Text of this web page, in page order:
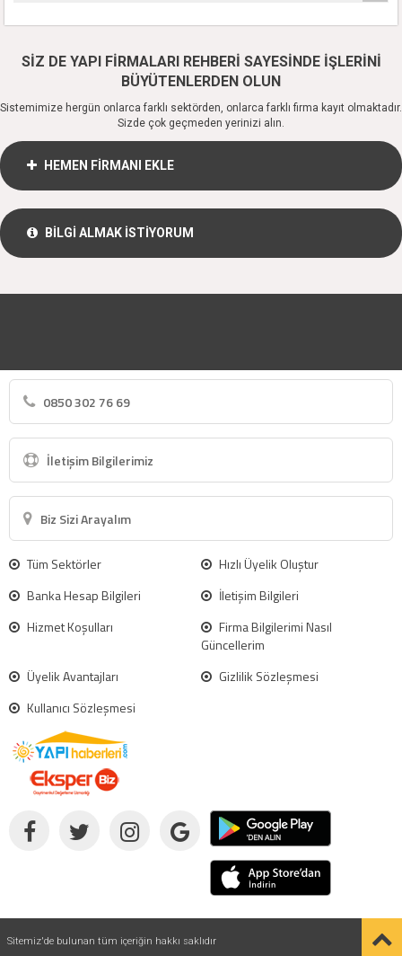
SİZ DE YAPI FİRMALARI REHBERİ SAYESİNDE İŞLERİNİ
BÜYÜTENLERDEN OLUN
Sistemimize hergün onlarca farklı sektörden, onlarca farklı firma kayıt olmaktadır.
Sizde çok geçmeden yerinizi alın.
HEMEN FİRMANI EKLE
BİLGİ ALMAK İSTİYORUM
0850 302 76 69
İletişim Bilgilerimiz
Biz Sizi Arayalım
Tüm Sektörler
Hızlı Üyelik Oluştur
Banka Hesap Bilgileri
İletişim Bilgileri
Hizmet Koşulları
Firma Bilgilerimi Nasıl
Güncellerim
Üyelik Avantajları
Gizlilik Sözleşmesi
Kullanıcı Sözleşmesi
Sitemiz'de bulunan tüm içeriğin hakkı saklıdır